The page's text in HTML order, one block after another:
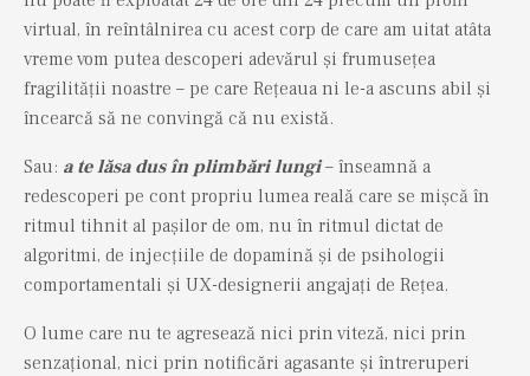
virtual, în reîntâlnirea cu acest corp de care am uitat atâta
vreme vom putea descoperi adevărul și frumusețea
fragilității noastre – pe care Rețeaua ni le-a ascuns abil și
încearcă să ne convingă că nu există.
Sau: a te lăsa dus în plimbări lungi– înseamnă a
redescoperi pe cont propriu lumea reală care se mișcă în
ritmul tihnit al pașilor de om, nu în ritmul dictat de
algoritmi, de injecțiile de dopamină și de psihologii
comportamentali și UX-designerii angajați de Rețea.
O lume care nu te agresează nici prin viteză, nici prin
senzațional, nici prin notificări agasante și întreruperi